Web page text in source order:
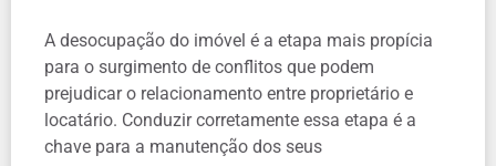
A desocupação do imóvel é a etapa mais propícia
para o surgimento de conflitos que podem
prejudicar o relacionamento entre proprietário e
locatário. Conduzir corretamente essa etapa é a
chave para a manutenção dos seus